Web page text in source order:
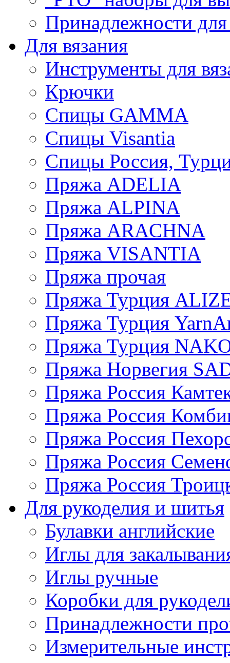
Принадлежности
Для вязания
Инструменты для
Крючки
Спицы GAMMA
Спицы Visantia
Спицы Россия,
Пряжа ADELIA
Пряжа ALPINA
Пряжа ARACHNA
Пряжа VISANTIA
Пряжа прочая
Пряжа Турция
Пряжа Турция
Пряжа Турция
Пряжа Норвегия
Пряжа Россия
Пряжа Россия
Пряжа Россия
Пряжа Россия
Пряжа Россия
Для рукоделия и шитья
Булавки английские
Иглы для
Иглы ручные
Коробки для
Принадлежности
Измерительные